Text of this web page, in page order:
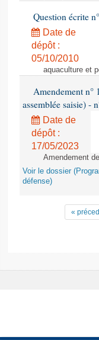
Question écrite
Date de
dépôt :
05/10/2010
aquaculture et
Amendement
assemblée saisie) -
Date de
dépôt :
17/05/2023
Amendement
Voir le dossier
défense)
«